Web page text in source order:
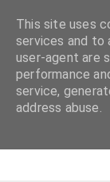
This site uses
services and to
user-agent are
performance
service,
address abuse.